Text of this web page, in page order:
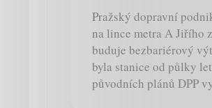
Pražský dopravní
na lince metra A Jiřího
buduje bezbariérový
byla stanice od půlky
původních plánů DPP